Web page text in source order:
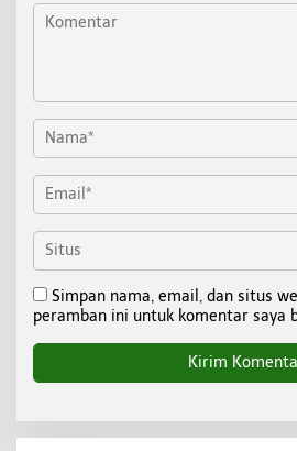
Simpan nama, email, dan situs
peramban ini untuk komentar saya